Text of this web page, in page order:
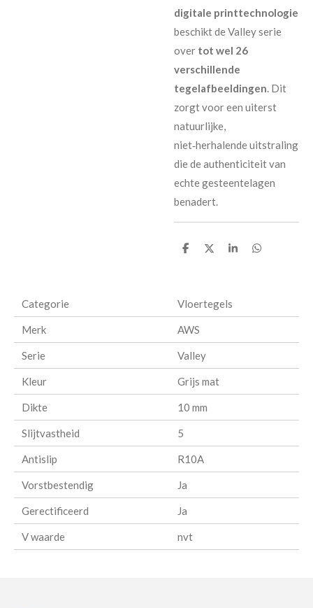
digitale printtechnologie
beschikt de Valley serie
over tot wel 26
verschillende
tegelafbeeldingen. Dit
zorgt voor een uiterst
natuurlijke,
niet‑herhalende uitstraling
die de authenticiteit van
echte gesteentelagen
benadert.
D
D
S
D
Categorie Vloertegels
Merk AWS
Serie Valley
Kleur Grijs mat
Dikte 10 mm
Slijtvastheid 5
Antislip R10A
Vorstbestendig Ja
Gerectificeerd Ja
V waarde nvt